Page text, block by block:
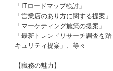
「ITロードマップ検討」
「営業店のあり方に関する提案」
「マーケティング施策の提案」
「最新トレンドリサーチ調査を
キュリティ提案」、等々
【職務の魅力】